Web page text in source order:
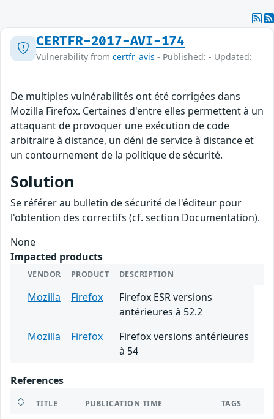
CERTFR-2017-AVI-174
Vulnerability from certfr_avis - Published: - Updated:
De multiples vulnérabilités ont été corrigées dans
Mozilla Firefox. Certaines d'entre elles permettent à un
attaquant de provoquer une exécution de code
arbitraire à distance, un déni de service à distance et
un contournement de la politique de sécurité.
Solution
Se référer au bulletin de sécurité de l'éditeur pour
l'obtention des correctifs (cf. section Documentation).
None
Impacted products
VENDOR PRODUCT DESCRIPTION
Mozilla Firefox
Firefox ESR versions
antérieures à 52.2
Mozilla
Firefox
Firefox versions antérieures
à 54
References
TITLE PUBLICATION TIME TAGS